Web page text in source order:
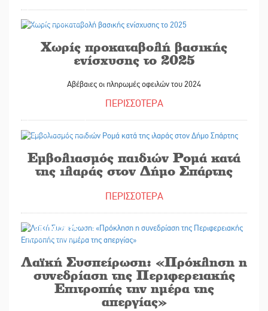
Χωρίς προκαταβολή βασικής
ενίσχυσης το 2025
Αβέβαιες οι πληρωμές οφειλών του 2024
ΠΕΡΙΣΣΟΤΕΡΑ
Εμβολιασμός παιδιών Ρομά κατά
της ιλαράς στον Δήμο Σπάρτης
ΠΕΡΙΣΣΟΤΕΡΑ
30/09/2025
Λαϊκή Συσπείρωση: «Πρόκληση η
συνεδρίαση της Περιφερειακής
Επιτροπής την ημέρα της
απεργίας»